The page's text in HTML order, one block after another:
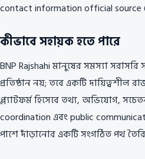
contact information official source
কীভাবে সহায়ক হতে পারে
BNP Rajshahi মানুষের সমস্যা
প্রতিষ্ঠান নয়; তবে একটি দায়িত্বশীল
প্ল্যাটফর্ম হিসেবে তথ্য, অভিযোগ,
coordination এবং public
পাশে দাঁড়ানোর একটি সংগঠিত পথ